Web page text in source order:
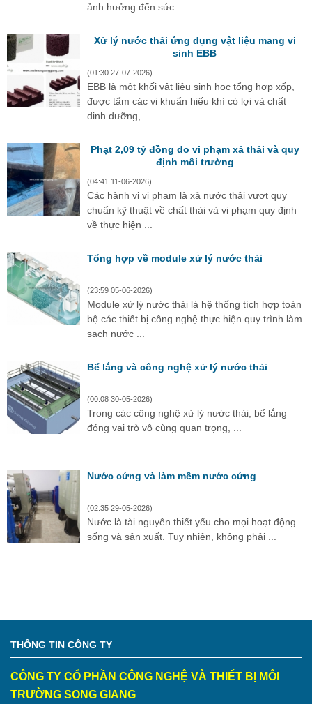
ảnh hưởng đến sức ...
Xử lý nước thải ứng dụng vật liệu mang vi
sinh EBB
(01:30 27-07-2026)
EBB là một khối vật liệu sinh học tổng hợp xốp,
được tẩm các vi khuẩn hiếu khí có lợi và chất
dinh dưỡng, ...
Phạt 2,09 tỷ đồng do vi phạm xả thải và quy
định môi trường
(04:41 11-06-2026)
Các hành vi vi phạm là xả nước thải vượt quy
chuẩn kỹ thuật về chất thải và vi phạm quy định
về thực hiện ...
Tổng hợp về module xử lý nước thải
(23:59 05-06-2026)
Module xử lý nước thải là hệ thống tích hợp toàn
bộ các thiết bị công nghệ thực hiện quy trình làm
sạch nước ...
Bể lắng và công nghệ xử lý nước thải
(00:08 30-05-2026)
Trong các công nghệ xử lý nước thải, bể lắng
đóng vai trò vô cùng quan trọng, ...
Nước cứng và làm mềm nước cứng
(02:35 29-05-2026)
Nước là tài nguyên thiết yếu cho mọi hoạt động
sống và sản xuất. Tuy nhiên, không phải ...
THÔNG TIN CÔNG TY
CÔNG TY CỔ PHẦN CÔNG NGHỆ VÀ THIẾT BỊ MÔI
TRƯỜNG SONG GIANG